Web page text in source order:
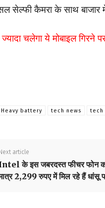
सेल्फी कैमरा के साथ बाजार
चलेगा ये मोबाइल गिरने पर
battery tech news tech
article
के इस जबरदस्त फीचर फोन
2,299 रुपए में मिल रहे हैं धांसू